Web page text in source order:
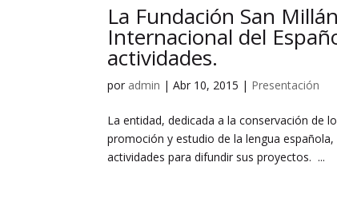
La Fundación San
Internacional del
actividades.
por admin |Abr 10, 2015 | Presentación
La entidad, dedicada a la conservación de
promoción y estudio de la lengua
actividades para difundir sus proyectos. ...